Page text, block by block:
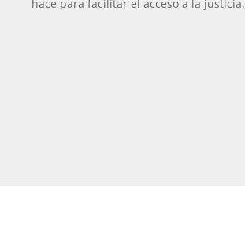
hace para facilitar el acceso a la justicia.